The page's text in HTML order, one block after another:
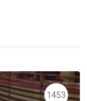
1453